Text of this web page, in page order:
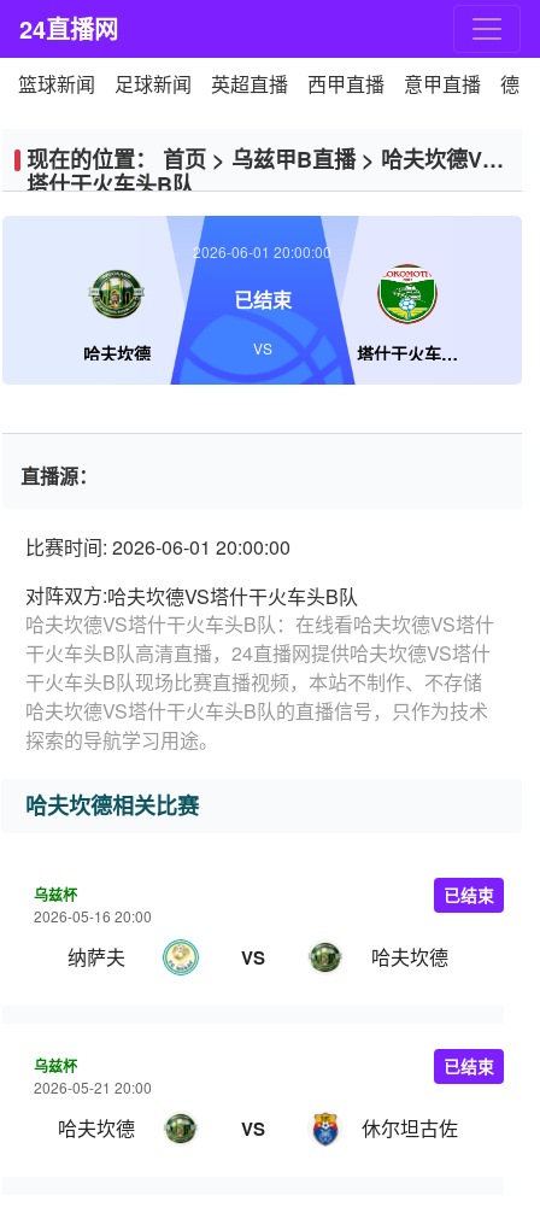
24直播网
篮球新闻 足球新闻 英超直播 西甲直播 意甲直播 德
现在的位置： 首页 > 乌兹甲B直播> 哈夫坎德VS
塔什干火车头B队
哈夫坎德 塔什干火车头B队
2026-06-01 20:00:00
已结束
VS
直播源：
比赛时间: 2026-06-01 20:00:00
对阵双方:哈夫坎德VS塔什干火车头B队
哈夫坎德VS塔什干火车头B队：在线看哈夫坎德VS塔什
干火车头B队高清直播，24直播网提供哈夫坎德VS塔什
干火车头B队现场比赛直播视频，本站不制作、不存储
哈夫坎德VS塔什干火车头B队的直播信号，只作为技术
探索的导航学习用途。
哈夫坎德相关比赛
乌兹杯
2026-05-16 20:00
纳萨夫 VS 哈夫坎德
已结束
乌兹杯
2026-05-21 20:00
哈夫坎德 VS 休尔坦古佐
已结束